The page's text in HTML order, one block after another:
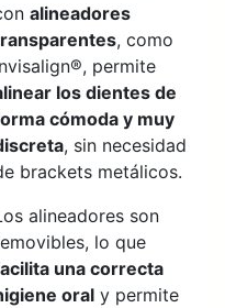
alineadores
, como
permite
los dientes de
cómoda y muy
, sin necesidad
brackets metálicos.
alineadores son
lo que
una correcta
oraly permite